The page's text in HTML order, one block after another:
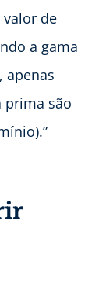
de
a gama
apenas
prima são